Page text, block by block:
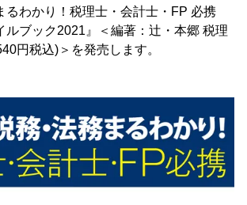
るわかり！税理士・会計士・FP 必携
ルブック2021』＜編著：辻・本郷 税理
円税込)＞を発売します。